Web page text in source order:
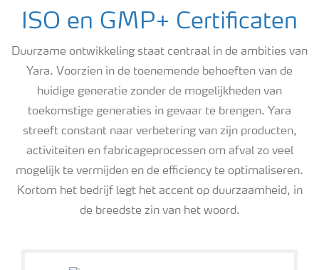
ISO en GMP+ Certificaten
Duurzame ontwikkeling staat centraal in de ambities van
Yara. Voorzien in de toenemende behoeften van de
huidige generatie zonder de mogelijkheden van
toekomstige generaties in gevaar te brengen. Yara
streeft constant naar verbetering van zijn producten,
activiteiten en fabricageprocessen om afval zo veel
mogelijk te vermijden en de efficiency te optimaliseren.
Kortom het bedrijf legt het accent op duurzaamheid, in
de breedste zin van het woord.